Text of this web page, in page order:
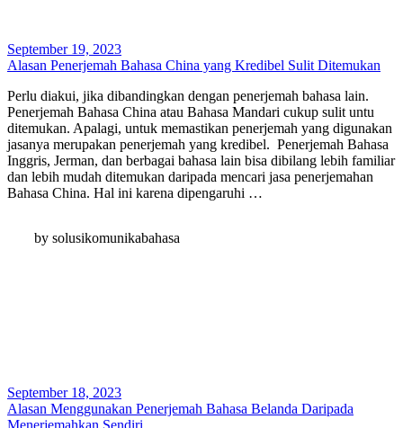
September 19, 2023
Alasan Penerjemah Bahasa China yang Kredibel Sulit Ditemukan
Perlu diakui, jika dibandingkan dengan penerjemah bahasa lain.
Penerjemah Bahasa China atau Bahasa Mandari cukup sulit untu
ditemukan. Apalagi, untuk memastikan penerjemah yang digunakan
jasanya merupakan penerjemah yang kredibel. Penerjemah Bahasa
Inggris, Jerman, dan berbagai bahasa lain bisa dibilang lebih familiar
dan lebih mudah ditemukan daripada mencari jasa penerjemahan
Bahasa China. Hal ini karena dipengaruhi …
by solusikomunikabahasa
September 18, 2023
Alasan Menggunakan Penerjemah Bahasa Belanda Daripada
Menerjemahkan Sendiri